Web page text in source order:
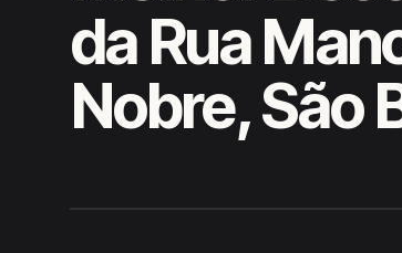
da Rua
Nobre, São
EM CAMPO